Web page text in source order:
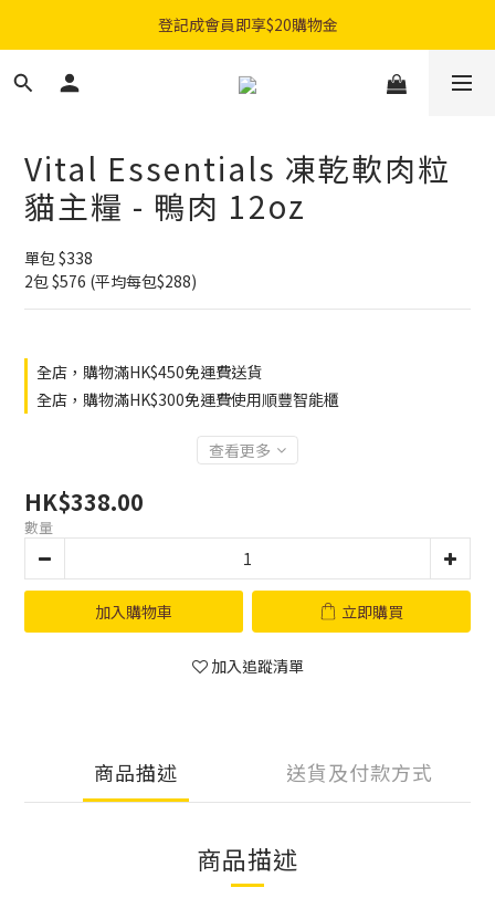
購物滿$300免費順豐智能櫃｜$450免費送貨上門
登記成會員即享$20購物金
購物滿$300免費順豐智能櫃｜$450免費送貨上門
Vital Essentials 凍乾軟肉粒
貓主糧 - 鴨肉 12oz
單包 $338
2包 $576 (平均每包$288)
全店，購物滿HK$450免運費送貨
全店，購物滿HK$300免運費使用順豐智能櫃
查看更多
HK$338.00
數量
加入購物車 立即購買
加入追蹤清單
商品描述 送貨及付款方式
商品描述